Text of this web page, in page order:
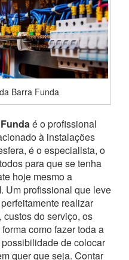
Barra Funda
é o profissional
à instalações
é o especialista, o
para que se tenha
hoje mesmo a
. Um profissional que leve
realizar
do serviço, os
como fazer toda a
de colocar
quer que seja. Contar